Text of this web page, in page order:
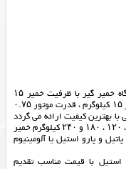
دستگاه خمیر گیر کوچک پانزده کیلویی استیل دستگاه خمیر گیر با ظرفیت خمیر ۱۵
کیلویی دارای گنجایش آرد ۱۰ کیلوگرم ، ظرفیت خمیر ۱۵ کیلوگرم ، قدرت موتور ۰.۷۵
نانوایی با بهترین کیفیت ارائه می گردد
، انواع خمیرگیر در ظرفیت های ۸ ، ۱۵ ، ۴۰ ، ۶۰ ، ۹۰ ، ۱۲۰ ، ۱۸۰ و ۲۴۰ کیلوگرم خمیر
و پارو استیل یا آلومینیوم
با قیمت مناسب تقدیم